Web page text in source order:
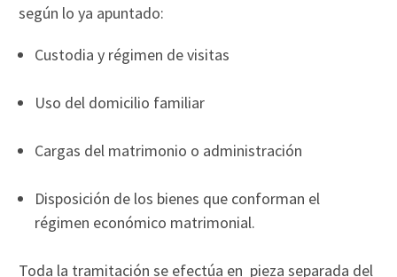
según lo ya apuntado:
Custodia y régimen de visitas
Uso del domicilio familiar
Cargas del matrimonio o administración
Disposición de los bienes que conforman el
régimen económico matrimonial.
Toda la tramitación se efectúa en pieza separada del